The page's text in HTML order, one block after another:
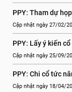
PPY: Tham dự
Cập nhật ngày 27/02/
PPY: Lấy ý kiến
Cập nhật ngày 25/09/
PPY: Chi cổ tức
Cập nhật ngày 18/04/